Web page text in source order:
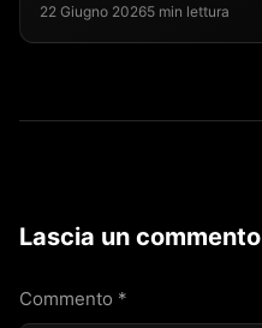
22 Giugno 20265 min lettura
Lascia un commento
Commento *